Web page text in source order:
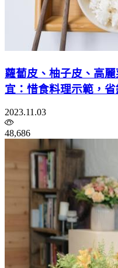
蘿蔔皮、柚子皮、高
宜：惜食料理示範，
2023.11.03
48,686